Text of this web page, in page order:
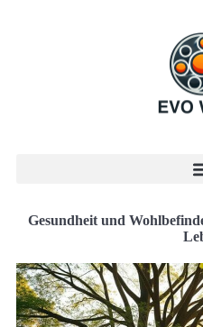
Gesundheit und